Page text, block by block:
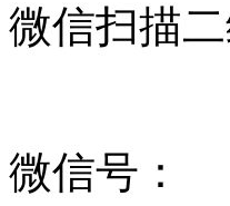
微信扫描
微信号：